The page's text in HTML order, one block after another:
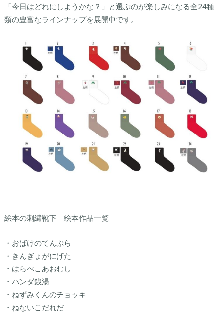
「今日はどれにしようかな？」と選ぶのが楽しみになる全24種
類の豊富なラインナップを展開中です。
絵本の刺繍靴下 絵本作品一覧
・おばけのてんぷら
・きんぎょがにげた
・はらぺこあおむし
・パンダ銭湯
・ねずみくんのチョッキ
・ねないこだれだ